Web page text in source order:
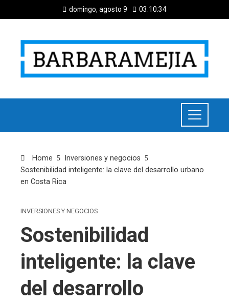
domingo, agosto 9 03:10:35
Home
Inversiones y negocios
Sostenibilidad inteligente: la clave del desarrollo urbano
en Costa Rica
INVERSIONES Y NEGOCIOS
Sostenibilidad
inteligente: la clave
del desarrollo